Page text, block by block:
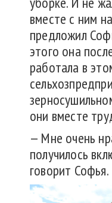
вместе с ним
предложил
этого она
работала в
они вместе
— Мне очень
получилось
говорит Софья.